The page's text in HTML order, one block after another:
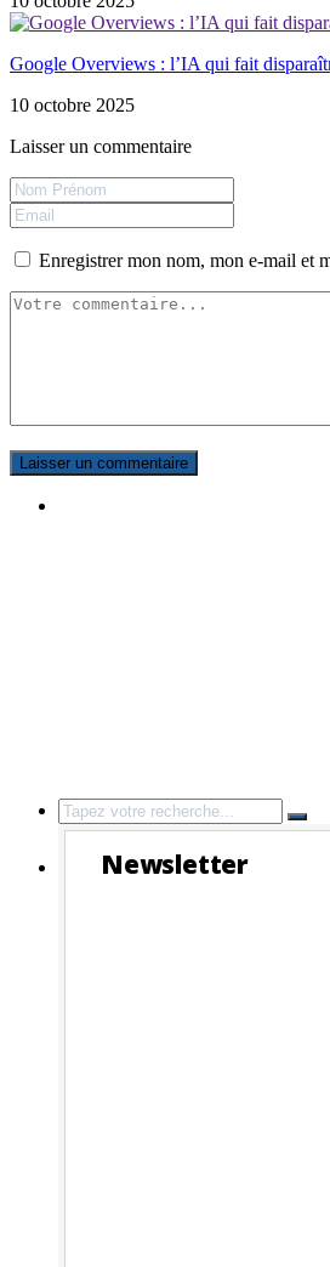
Google Overviews : l’IA qui fait
10 octobre 2025
Laisser un commentaire
Enregistrer mon nom, mon e-mail et
Search
for:
Newsletter